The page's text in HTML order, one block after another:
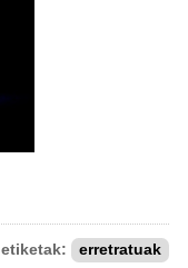
etiketak: erretratuak